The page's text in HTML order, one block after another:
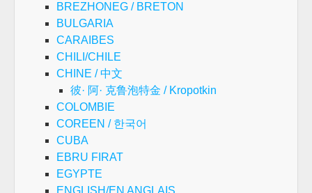
BREZHONEG / BRETON
BULGARIA
CARAIBES
CHILI/CHILE
CHINE / 中文
彼· 阿· 克鲁泡特金 / Kropotkin
COLOMBIE
COREEN / 한국어
CUBA
EBRU FIRAT
EGYPTE